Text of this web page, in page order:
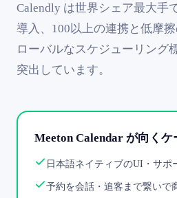
Calendly は世界シェア最大手
導入、100以上の連携と低摩
ローバルなスケジューリング
突出しています。
Meeton Calendar が向くケ
日本語ネイティブのUI・サポ
予約を会話・追客まで繋いで